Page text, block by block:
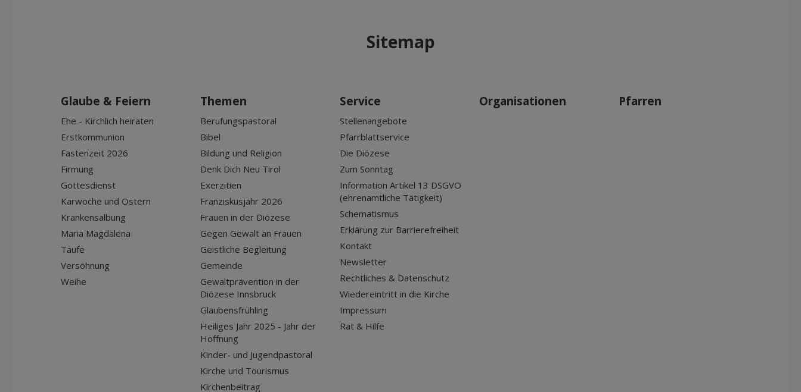
Sitemap
Glaube & Feiern
Ehe - Kirchlich heiraten
Erstkommunion
Fastenzeit 2026
Firmung
Gottesdienst
Karwoche und Ostern
Krankensalbung
Maria Magdalena
Taufe
Versöhnung
Weihe
Themen
Berufungspastoral
Bibel
Bildung und Religion
Denk Dich Neu Tirol
Exerzitien
Franziskusjahr 2026
Frauen in der Diözese
Gegen Gewalt an Frauen
Geistliche Begleitung
Gemeinde
Gewaltprävention in der
Diözese Innsbruck
Glaubensfrühling
Heiliges Jahr 2025 - Jahr der
Hoffnung
Kinder- und Jugendpastoral
Kirche und Tourismus
Kirchenbeitrag
Service
Stellenangebote
Pfarrblattservice
Die Diözese
Zum Sonntag
Information Artikel 13 DSGVO
(ehrenamtliche Tätigkeit)
Schematismus
Erklärung zur Barrierefreiheit
Kontakt
Newsletter
Rechtliches & Datenschutz
Wiedereintritt in die Kirche
Impressum
Rat & Hilfe
Organisationen Pfarren